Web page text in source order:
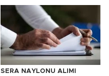
SERA NAYLONU ALIMI